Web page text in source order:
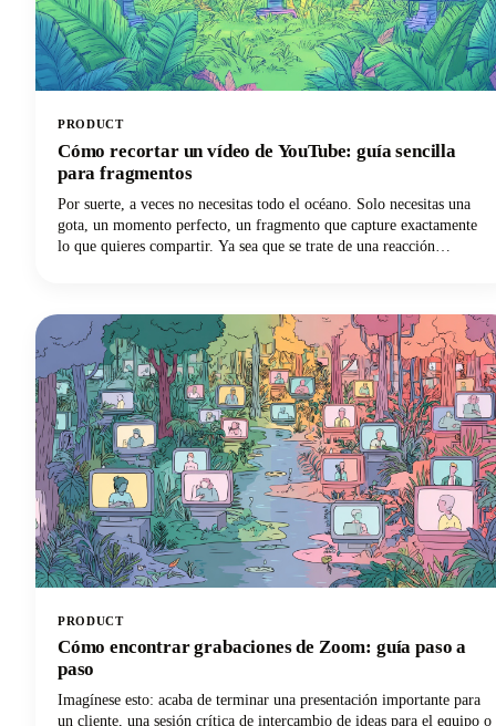
PRODUCT
Cómo recortar un vídeo de YouTube: guía sencilla
para fragmentos
Por suerte, a veces no necesitas todo el océano. Solo necesitas una
gota, un momento perfecto, un fragmento que capture exactamente
lo que quieres compartir. Ya sea que se trate de una reacción
compartir en tus redes sociales, aprender a recortar un vídeo de
YouTube es una habilidad esencial para cualquier persona que cree o
comparta contenido.
PRODUCT
Cómo encontrar grabaciones de Zoom: guía paso a
paso
Imagínese esto: acaba de terminar una presentación importante para
un cliente, una sesión crítica de intercambio de ideas para el equipo o